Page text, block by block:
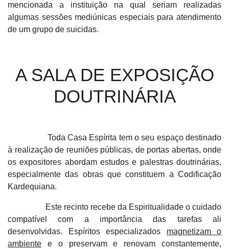
mencionada a instituição na qual seriam realizadas
algumas sessões mediúnicas especiais para atendimento
de um grupo de suicidas.
A SALA DE EXPOSIÇÃO
DOUTRINÁRIA
Toda Casa Espírita tem o seu espaço destinado
à realização de reuniões públicas, de portas abertas, onde
os expositores abordam estudos e palestras doutrinárias,
especialmente das obras que constituem a Codificação
Kardequiana.
Este recinto recebe da Espiritualidade o cuidado
compatível com a importância das tarefas ali
desenvolvidas. Espíritos especializados magnetizam o
ambiente e o preservam e renovam constantemente,